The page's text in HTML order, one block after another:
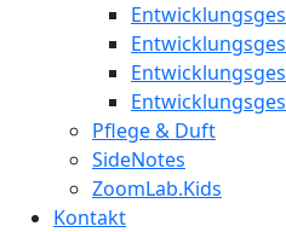
Pflege & Duft
SideNotes
ZoomLab.Kids
Kontakt